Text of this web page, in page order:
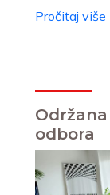
Pročitaj više
odbora